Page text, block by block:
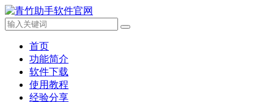
首页
功能简介
软件下载
使用教程
经验分享